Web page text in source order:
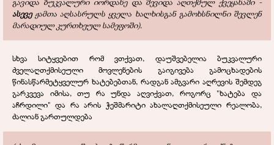
ასევეჟამთა აღსასრულს ყველა ხალხისგან გამოხსნილნი შევლენ
მარადიულ კურთხეულ სამეფოში).
სხვა სიტყვებით რომ ვთქვათ, დაუშვებელია ბუკვალური
ძველაღთქმისეული მოვლენების გაიგივება გამოცხადების
წინასწარმეტყველურ ხატებებთან, რადგან ამგვარი აღრევის შემდეგ
გარკვევა იმისა, თუ რა უნდა აღვიქვათ, როგორც "ხატება და
აჩრდილი" და რა არის ჭეშმარიტი ახალაღთქმისეული რეალობა,
ძალიან გართულდება